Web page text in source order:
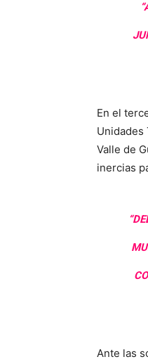
En el
Unidades
Valle de
inercias
Ante las